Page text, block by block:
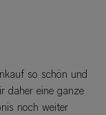
so schön und
daher eine ganze
noch weiter